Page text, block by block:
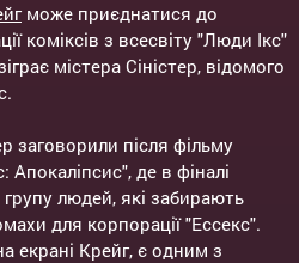
може приєднатися до
коміксів з всесвіту "Люди Ікс"
містера Сіністер, відомого
заговорили після фільму
Апокаліпсис", де в фіналі
людей, які забирають
для корпорації "Ессекс".
екрані Крейг, є одним з